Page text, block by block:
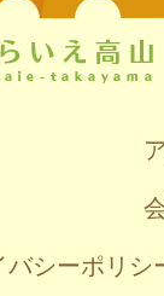
バシーポリシ